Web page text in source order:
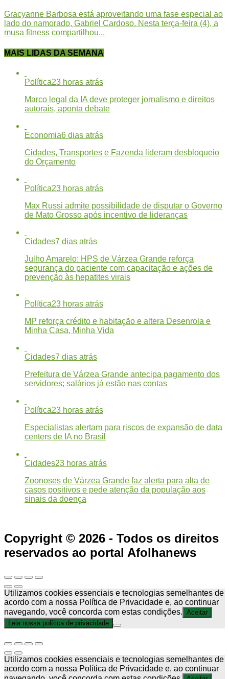
Gracyanne Barbosa está aproveitando uma fase especial ao
lado do namorado, Gabriel Cardoso. Nesta terça-feira (4), a
musa fitness compartilhou...
MAIS LIDAS DA SEMANA
Política23 horas atrás
Marco legal da IA deve proteger jornalismo e direitos
autorais, aponta debate
Economia6 dias atrás
Cidades, Transportes e Fazenda lideram desbloqueio
do Orçamento
Política23 horas atrás
Max Russi admite possibilidade de disputar o Governo
de Mato Grosso após incentivo de lideranças
Cidades7 dias atrás
Julho Amarelo: HPS de Várzea Grande reforça
segurança do paciente com capacitação e ações de
prevenção às hepatites virais
Política23 horas atrás
MP reforça crédito e habitação e altera Desenrola e
Minha Casa, Minha Vida
Cidades7 dias atrás
Prefeitura de Várzea Grande antecipa pagamento dos
servidores; salários já estão nas contas
Política23 horas atrás
Especialistas alertam para riscos de expansão de data
centers de IA no Brasil
Cidades23 horas atrás
Zoonoses de Várzea Grande faz alerta para alta de
casos positivos e pede atenção da população aos
sinais da doença
Copyright © 2026 - Todos os direitos
reservados ao portal Afolhanews
Utilizamos cookies essenciais e tecnologias semelhantes de
acordo com a nossa Política de Privacidade e, ao continuar
navegando, você concorda com estas condições. Aceitar
Leia nossa política de privacidade
Utilizamos cookies essenciais e tecnologias semelhantes de
acordo com a nossa Política de Privacidade e, ao continuar